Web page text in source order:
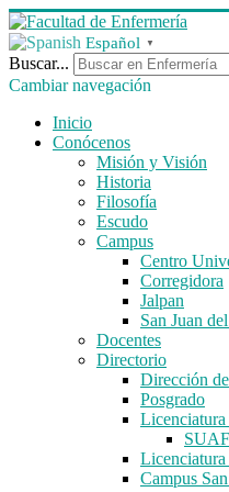
Español ▼
Buscar...
Cambiar navegación
Inicio
Conócenos
Misión y Visión
Historia
Filosofía
Escudo
Campus
Centro
Corregidora
Jalpan
San Juan
Docentes
Directorio
Dirección
Posgrado
Licenciatura
SUAF
Campus